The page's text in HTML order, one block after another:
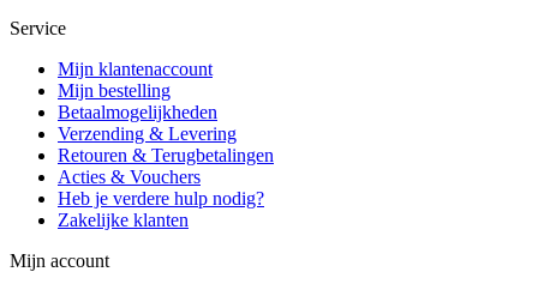
Service
Mijn klantenaccount
Mijn bestelling
Betaalmogelijkheden
Verzending & Levering
Retouren & Terugbetalingen
Acties & Vouchers
Heb je verdere hulp nodig?
Zakelijke klanten
Mijn account